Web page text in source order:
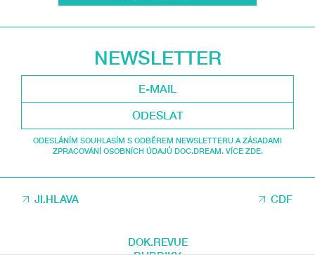
NEWSLETTER
ODESLAT
ODESLÁNÍM SOUHLASÍM S ODBĚREM NEWSLETTERU A ZÁSADAMI
ZPRACOVÁNÍ OSOBNÍCH ÚDAJŮ DOC.DREAM. VÍCE ZDE.
JI.HLAVA CDF
DOK.REVUE